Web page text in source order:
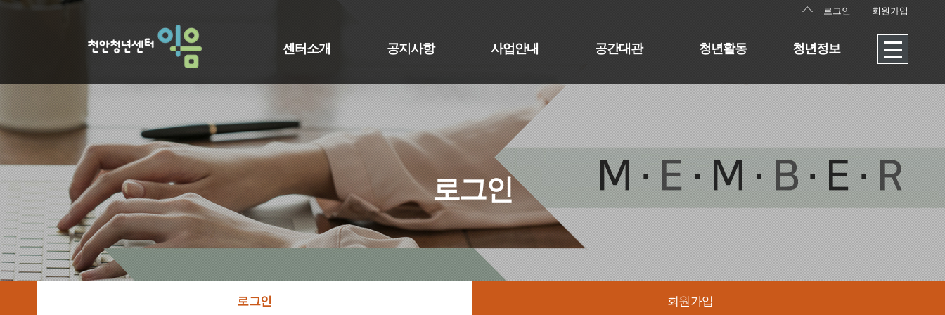
로그인 회원가입
센터소개 공지사항 사업안내 공간대관 청년활동 청년정보
로그인
로그인 회원가입